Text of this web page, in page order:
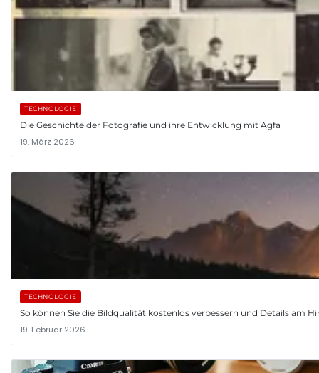
TECHNOLOGIE
Die Geschichte der Fotografie und ihre Entwicklung mit Agfa
19. März 2026
TECHNOLOGIE
So können Sie die Bildqualität kostenlos verbessern und Details am
19. Februar 2026